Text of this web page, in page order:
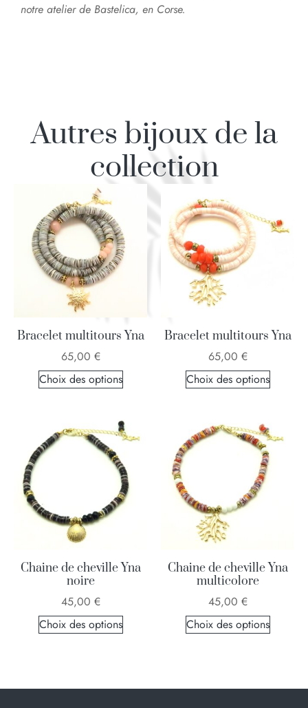
notre atelier de Bastelica, en Corse.
Autres bijoux de la
collection
Bracelet multitours Yna
65,00 €
Choix des options
Bracelet multitours Yna
65,00 €
Choix des options
Chaine de cheville Yna
noire
45,00 €
Choix des options
Chaine de cheville Yna
multicolore
45,00 €
Choix des options